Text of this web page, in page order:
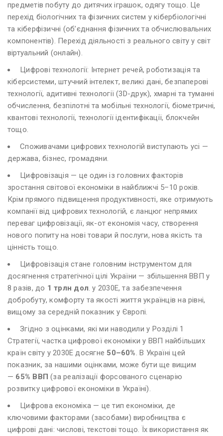
предметів побуту до дитячих іграшок, одягу тощо. Це
перехід біологічних та фізичних систем у кібербіологічні
та кіберфізичні (об’єднання фізичних та обчислювальних
компонентів). Перехід діяльності з реального світу у світ
віртуальний (онлайн).
Цифрові технології: Інтернет речей, роботизація та
кіберсистеми, штучний інтелект, великі дані, безпаперові
технології, адитивні технології (3D-друк), хмарні та туманні
обчислення, безпілотні та мобільні технології, біометричні,
квантові технології, технології ідентифікації, блокчейн
тощо.
Споживачами цифрових технологій виступають усі —
держава, бізнес, громадяни.
Цифровізація — це один із головних факторів
зростання світової економіки в найближчі 5–10 років.
Крім прямого підвищення продуктивності, яке отримують
компанії від цифрових технологій, є ланцюг непрямих
переваг цифровізації, як-от економія часу, створення
нового попиту на нові товари й послуги, нова якість та
цінність тощо.
Цифровізація стане головним інструментом для
досягнення стратегічної цілі України — збільшення ВВП у
8 разів, до 1 трлн дол. у 2030Е, та забезпечення
добробуту, комфорту та якості життя українців на рівні,
вищому за середній показник у Європі.
Згідно з оцінками, які ми наводили у Розділі 1
Стратегії, частка цифрової економіки у ВВП найбільших
країн світу у 2030Е досягне 50–60%. В Україні цей
показник, за нашими оцінками, може бути ще вищим
— 65% ВВП (за реалізації форсованого сценарію
розвитку цифрової економіки в Україні).
Цифрова економіка — це тип економіки, де
ключовими факторами (засобами) виробництва є
цифрові дані: числові, текстові тощо. Їх використання як